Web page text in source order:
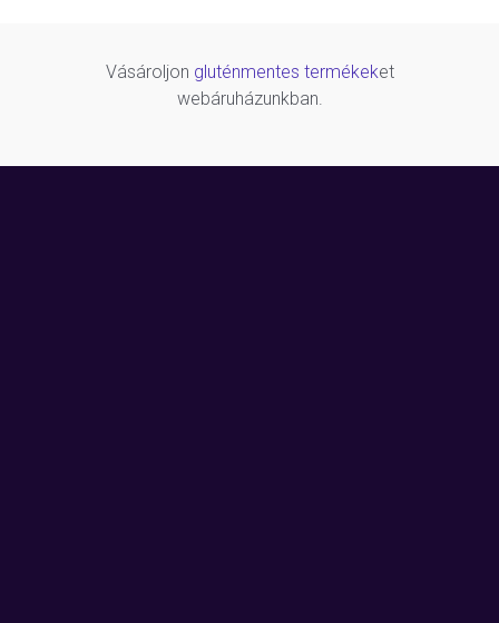
Vásároljon gluténmentes termékeket
webáruházunkban.